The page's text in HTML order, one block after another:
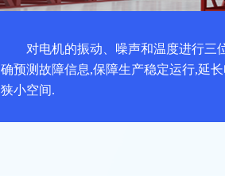
对电机的振动、噪声和温度进行三
确预测故障信息,保障生产稳定运行,延
狭小空间.